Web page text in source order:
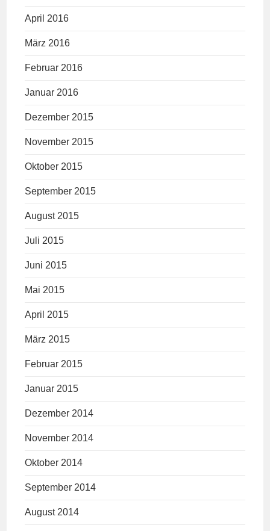
April 2016
März 2016
Februar 2016
Januar 2016
Dezember 2015
November 2015
Oktober 2015
September 2015
August 2015
Juli 2015
Juni 2015
Mai 2015
April 2015
März 2015
Februar 2015
Januar 2015
Dezember 2014
November 2014
Oktober 2014
September 2014
August 2014